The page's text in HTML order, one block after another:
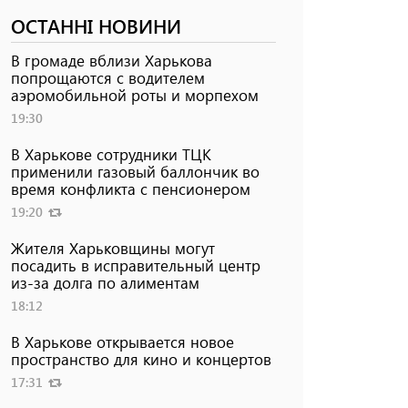
ОСТАННІ НОВИНИ
В громаде вблизи Харькова
попрощаются с водителем
аэромобильной роты и морпехом
19:30
В Харькове сотрудники ТЦК
применили газовый баллончик во
время конфликта с пенсионером
19:20
Жителя Харьковщины могут
посадить в исправительный центр
из-за долга по алиментам
18:12
В Харькове открывается новое
пространство для кино и концертов
17:31